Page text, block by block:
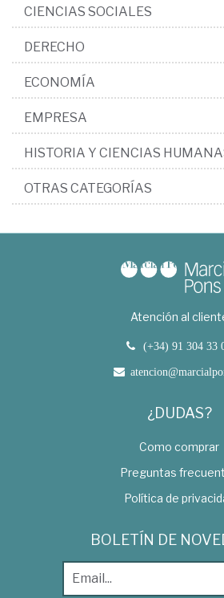
CIENCIAS SOCIALES
DERECHO
ECONOMÍA
EMPRESA
HISTORIA Y CIENCIAS
OTRAS CATEGORÍAS
Atención al
(+34) 91 304 33
¿DUDAS?
Como comprar
Preguntas
Política de
BOLETÍN DE